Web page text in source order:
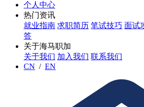
个人中心
热门资讯
就业指南 求职简历 笔试技巧 面试
答
关于海马职加
关于我们 加入我们 联系我们
CN / EN